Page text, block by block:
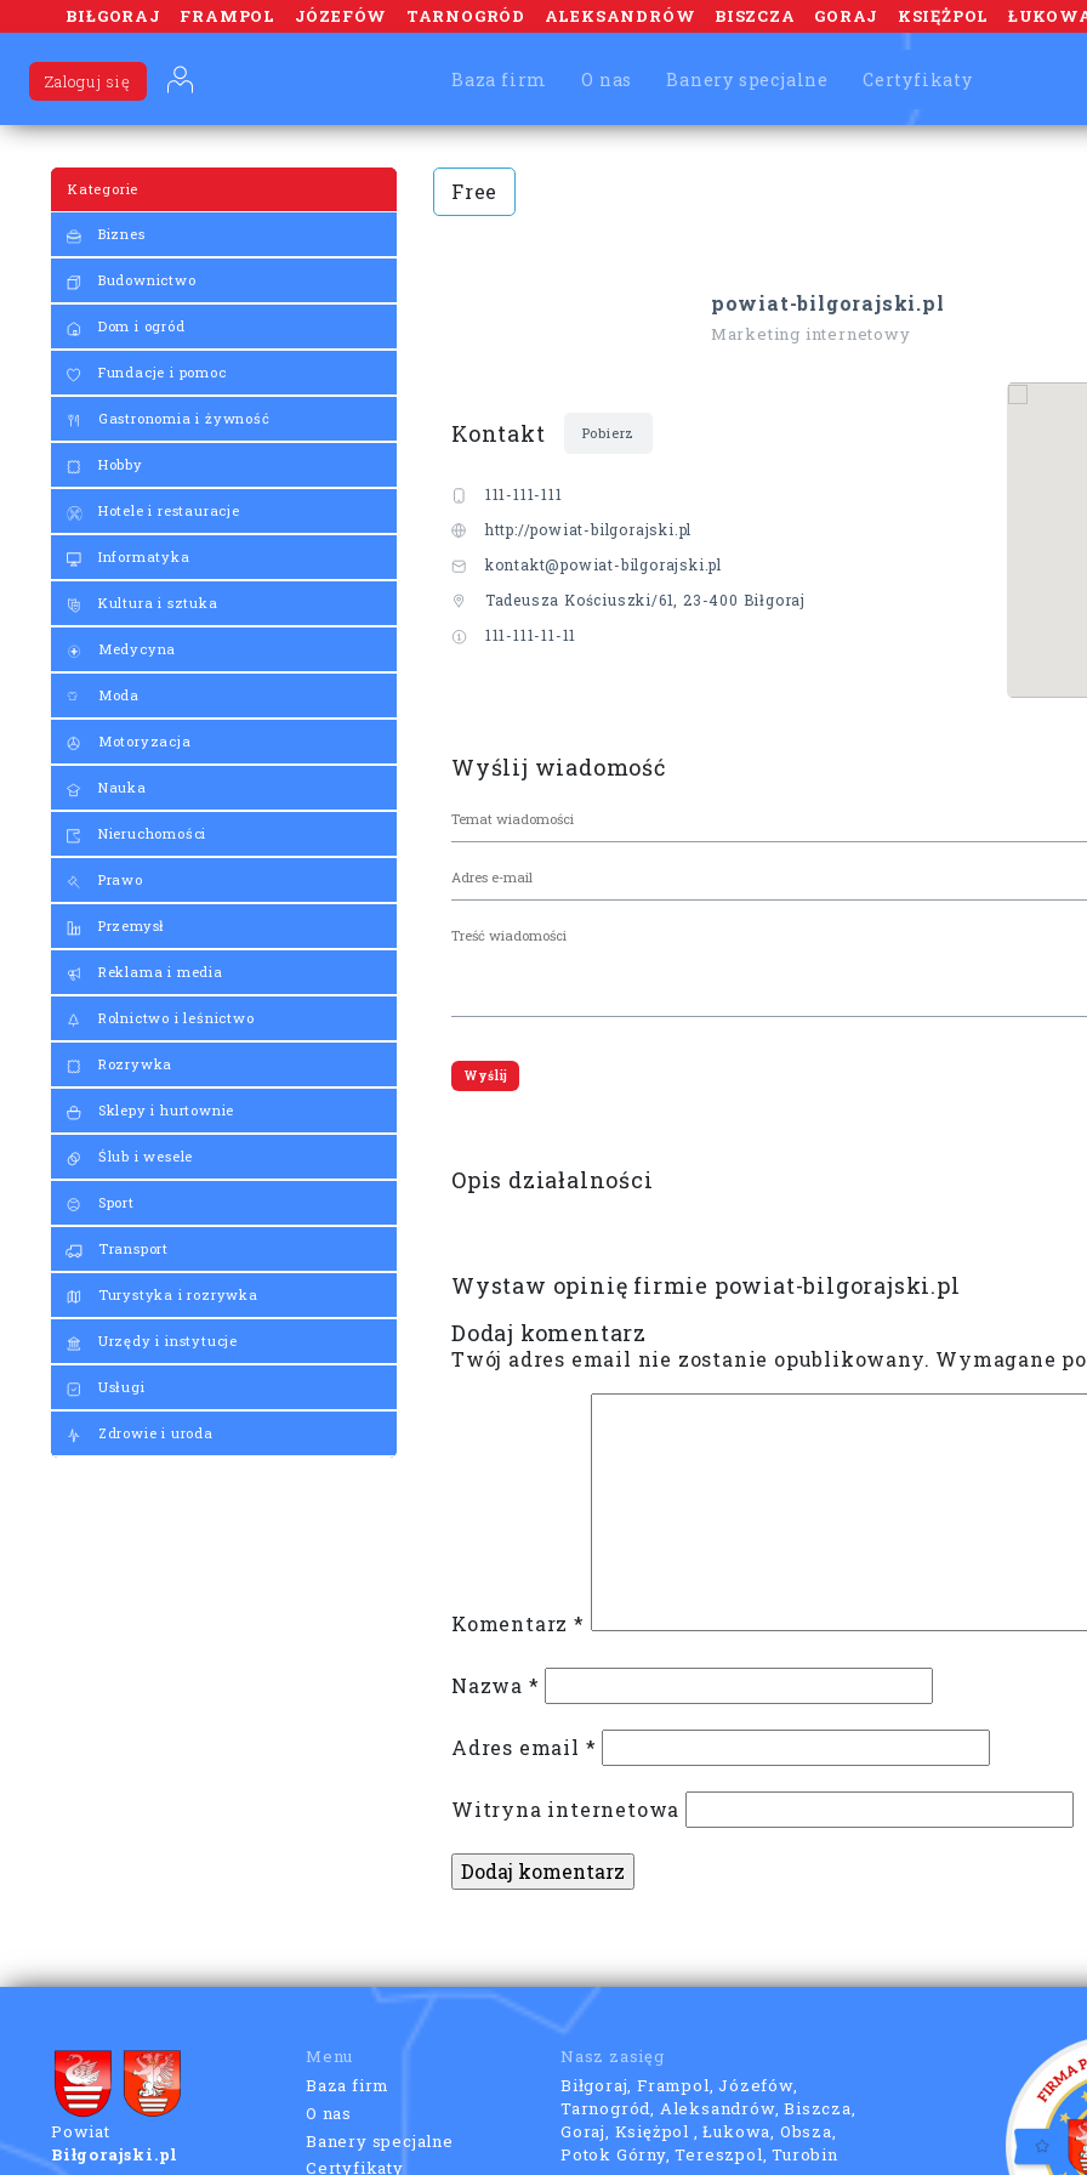
BIŁGORAJ FRAMPOL JÓZEFÓW TARNOGRÓD ALEKSANDRÓW BISZCZA GORAJ KSIĘŻPOL
Baza firm O nas Banery specjalne Certyfikaty
Zaloguj się
Kategorie
Biznes
Budownictwo
Dom i ogród
Fundacje i pomoc
Gastronomia i żywność
Hobby
Hotele i restauracje
Informatyka
Kultura i sztuka
Medycyna
Moda
Motoryzacja
Nauka
Nieruchomości
Prawo
Przemysł
Reklama i media
Rolnictwo i leśnictwo
Rozrywka
Sklepy i hurtownie
Ślub i wesele
Sport
Transport
Turystyka i rozrywka
Urzędy i instytucje
Usługi
Zdrowie i uroda
Free
powiat-bilgorajski.pl
Marketing internetowy
Kontakt Pobierz
111-111-111
http://powiat-bilgorajski.pl
kontakt@powiat-bilgorajski.pl
Tadeusza Kościuszki/61, 23-400 Biłgoraj
111-111-11-11
Wyślij wiadomość
Opis działalności
Wystaw opinię firmie powiat-bilgorajski.pl
Dodaj komentarz
Twój adres email nie zostanie opublikowany. Wymagane
Komentarz*
Nazwa *
Adres email *
Witryna internetowa
Powiat
Biłgorajski.pl
Menu
Baza firm
O nas
Banery specjalne
Certyfikaty
Nasz zasięg
Biłgoraj, Frampol, Józefów,
Tarnogród, Aleksandrów, Biszcza,
Goraj, Księżpol , Łukowa, Obsza,
Potok Górny, Tereszpol, Turobin